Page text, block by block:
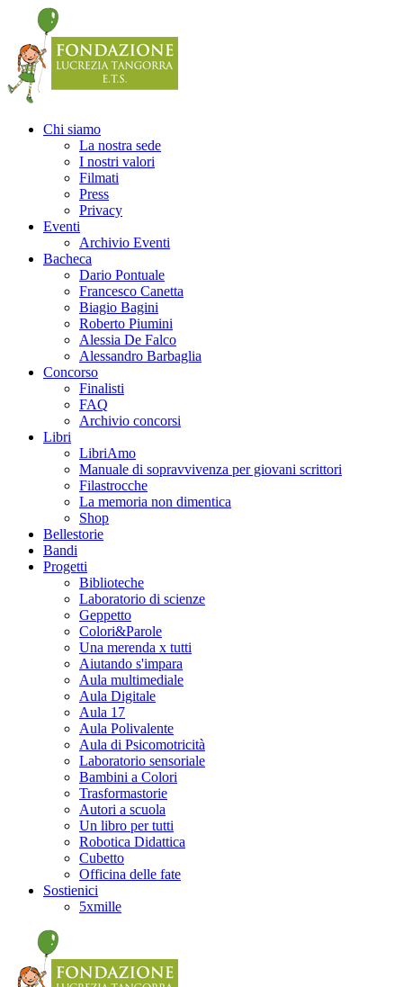
Chi siamo
La nostra sede
I nostri valori
Filmati
Press
Privacy
Eventi
Archivio Eventi
Bacheca
Dario Pontuale
Francesco Canetta
Biagio Bagini
Roberto Piumini
Alessia De Falco
Alessandro Barbaglia
Concorso
Finalisti
FAQ
Archivio concorsi
Libri
LibriAmo
Manuale di sopravvivenza per giovani scrittori
Filastrocche
La memoria non dimentica
Shop
Bellestorie
Bandi
Progetti
Biblioteche
Laboratorio di scienze
Geppetto
Colori&Parole
Una merenda x tutti
Aiutando s'impara
Aula multimediale
Aula Digitale
Aula 17
Aula Polivalente
Aula di Psicomotricità
Laboratorio sensoriale
Bambini a Colori
Trasformastorie
Autori a scuola
Un libro per tutti
Robotica Didattica
Cubetto
Officina delle fate
Sostienici
5xmille
Precedente
Precedente
successivo
successivo